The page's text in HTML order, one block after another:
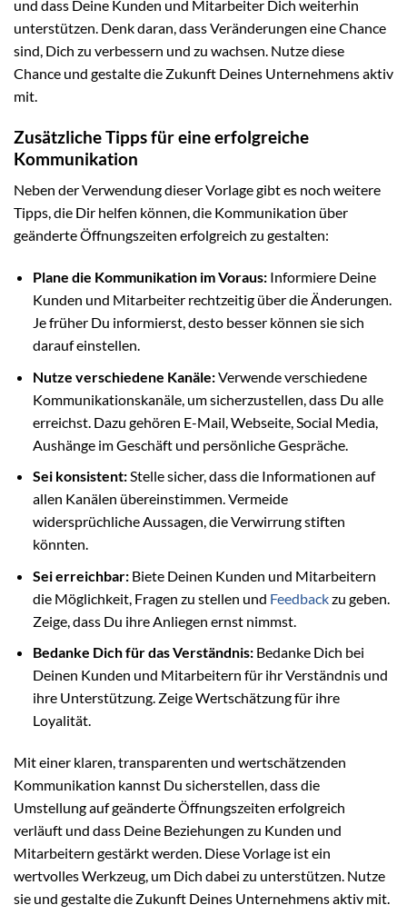
und dass Deine Kunden und Mitarbeiter Dich weiterhin
unterstützen. Denk daran, dass Veränderungen eine Chance
sind, Dich zu verbessern und zu wachsen. Nutze diese
Chance und gestalte die Zukunft Deines Unternehmens aktiv
mit.
Zusätzliche Tipps für eine erfolgreiche
Kommunikation
Neben der Verwendung dieser Vorlage gibt es noch weitere
Tipps, die Dir helfen können, die Kommunikation über
geänderte Öffnungszeiten erfolgreich zu gestalten:
Plane die Kommunikation im Voraus:Informiere Deine
Kunden und Mitarbeiter rechtzeitig über die Änderungen.
Je früher Du informierst, desto besser können sie sich
darauf einstellen.
Nutze verschiedene Kanäle:Verwende verschiedene
Kommunikationskanäle, um sicherzustellen, dass Du alle
erreichst. Dazu gehören E-Mail, Webseite, Social Media,
Aushänge im Geschäft und persönliche Gespräche.
Sei konsistent:Stelle sicher, dass die Informationen auf
allen Kanälen übereinstimmen. Vermeide
widersprüchliche Aussagen, die Verwirrung stiften
könnten.
Sei erreichbar:Biete Deinen Kunden und Mitarbeitern
die Möglichkeit, Fragen zu stellen und Feedbackzu geben.
Zeige, dass Du ihre Anliegen ernst nimmst.
Bedanke Dich für das Verständnis:Bedanke Dich bei
Deinen Kunden und Mitarbeitern für ihr Verständnis und
ihre Unterstützung. Zeige Wertschätzung für ihre
Loyalität.
Mit einer klaren, transparenten und wertschätzenden
Kommunikation kannst Du sicherstellen, dass die
Umstellung auf geänderte Öffnungszeiten erfolgreich
verläuft und dass Deine Beziehungen zu Kunden und
Mitarbeitern gestärkt werden. Diese Vorlage ist ein
wertvolles Werkzeug, um Dich dabei zu unterstützen. Nutze
sie und gestalte die Zukunft Deines Unternehmens aktiv mit.